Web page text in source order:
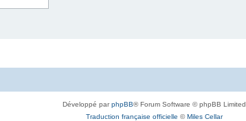
Développé parphpBB® Forum Software © phpBB Limited
Traduction française officielle ©Miles Cellar